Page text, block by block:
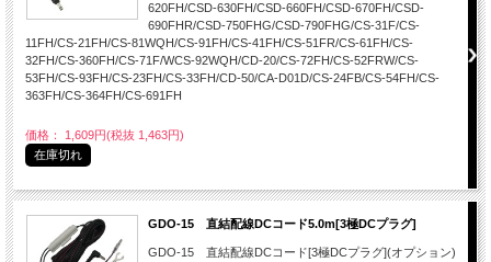
620FH/CSD-630FH/CSD-660FH/CSD-670FH/CSD-
690FHR/CSD-750FHG/CSD-790FHG/CS-31F/CS-
11FH/CS-21FH/CS-81WQH/CS-91FH/CS-41FH/CS-51FR/CS-61FH/CS-
32FH/CS-360FH/CS-71F/WCS-92WQH/CD-20/CS-72FH/CS-52FRW/CS-
53FH/CS-93FH/CS-23FH/CS-33FH/CD-50/CA-D01D/CS-24FB/CS-54FH/CS-
363FH/CS-364FH/CS-691FH
価格： 1,609円(税抜 1,463円)
在庫切れ
GDO-15 直結配線DCコード5.0m[3極DCプラグ]
GDO-15 直結配線DCコード[3極DCプラグ](オプション)